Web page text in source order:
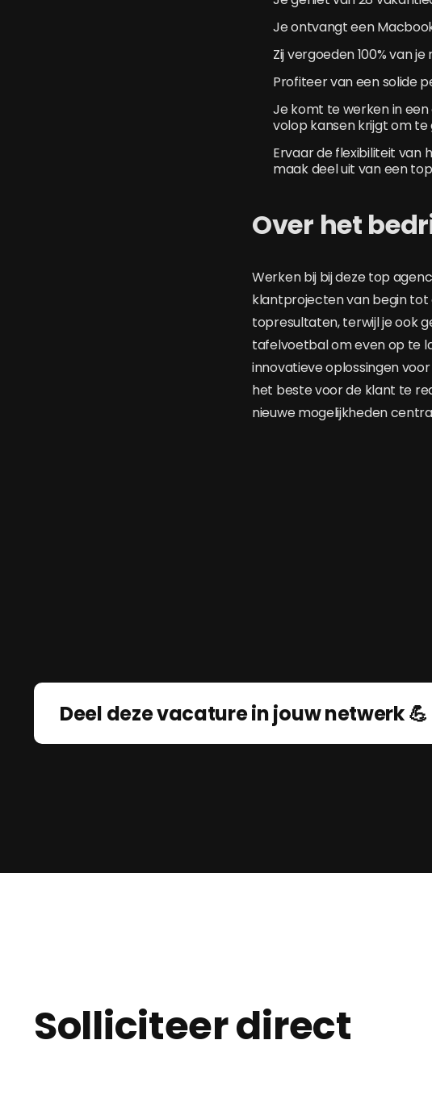
Je ontvangt een
Zij vergoeden 100% van je
Profiteer van een solide
Je komt te werken in
volop kansen krijgt om te
Ervaar de flexibiliteit van
maak deel uit van een
Over het
Werken bij bij deze top
klantprojecten van begin tot
topresultaten, terwijl je ook
tafelvoetbal om even op te
innovatieve oplossingen
het beste voor de klant te
nieuwe mogelijkheden
Deel deze vacature in jouw netwerk 💪
Solliciteer direct